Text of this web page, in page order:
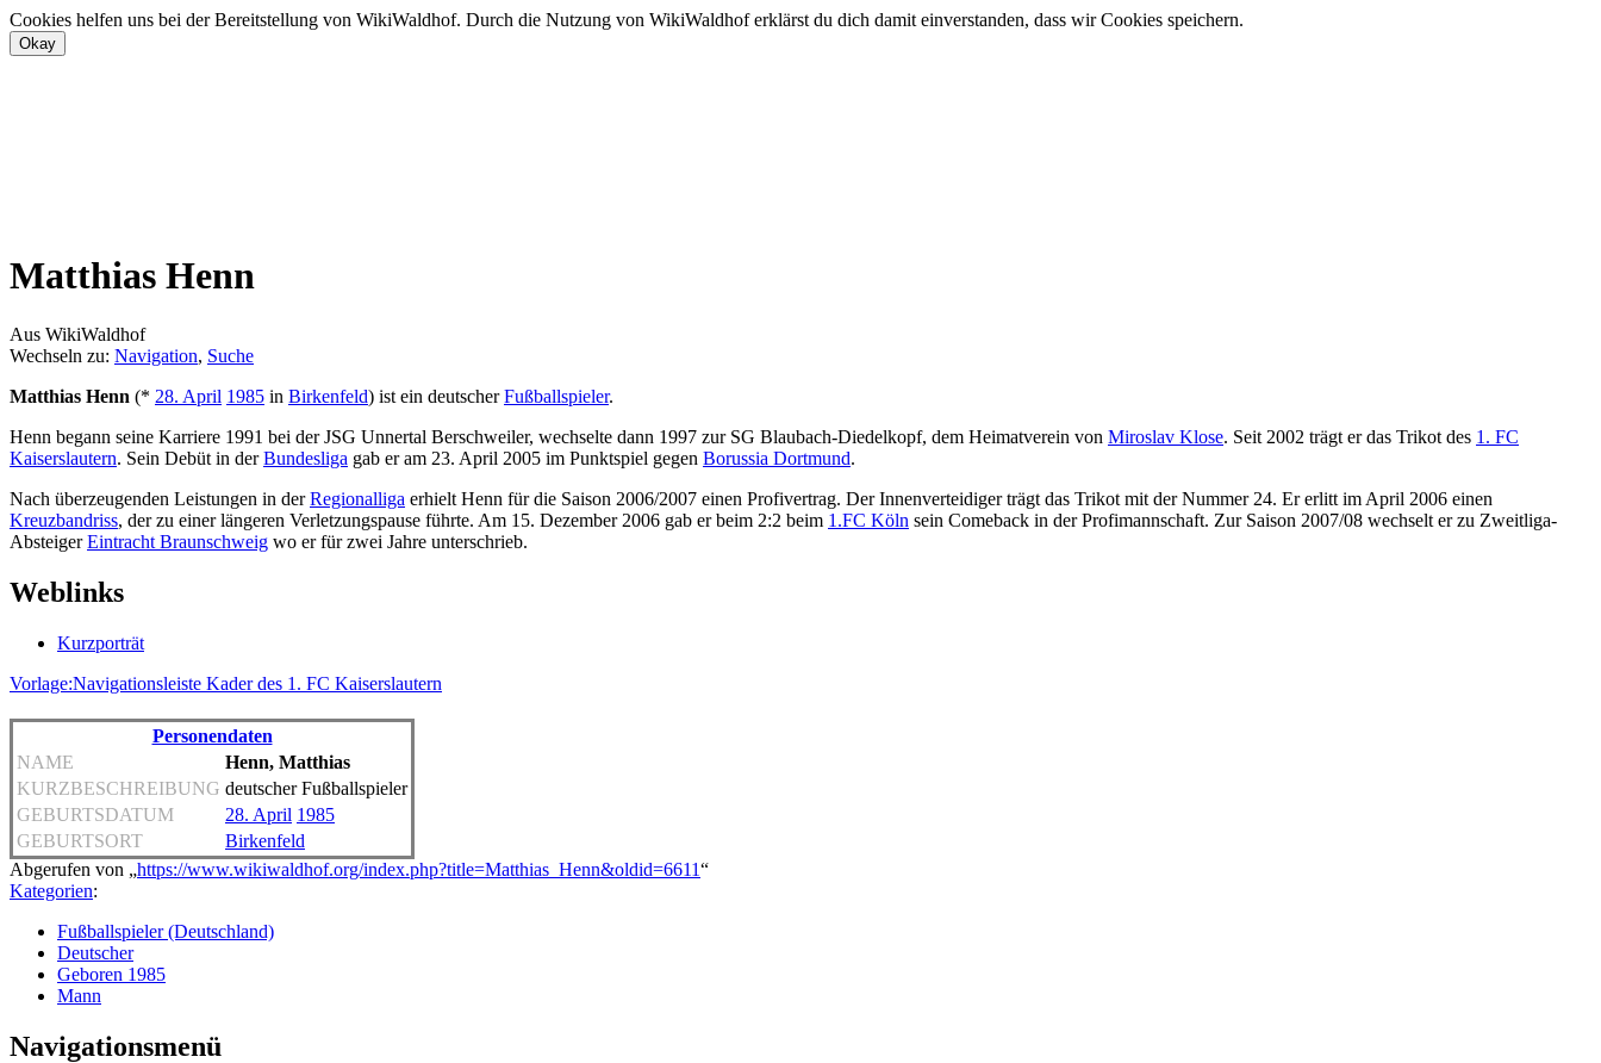
Cookies helfen uns bei der Bereitstellung von WikiWaldhof. Durch die Nutzung von WikiWaldhof erklärst du dich damit einverstanden, dass wir Cookies speichern.
Matthias Henn
Aus WikiWaldhof
Wechseln zu: Navigation, Suche
Matthias Henn (* 28. April 1985 in Birkenfeld) ist ein deutscherFußballspieler.
Henn begann seine Karriere 1991 bei der JSG Unnertal Berschweiler, wechselte dann 1997 zur SG Blaubach-Diedelkopf, dem Heimatverein von Miroslav Klose. Seit 2002 trägt er das Trikot des 1. FC
Kaiserslautern. Sein Debüt in derBundesliga gab er am 23. April 2005 im Punktspiel gegen Borussia Dortmund.
Nach überzeugenden Leistungen in derRegionalliga erhielt Henn für die Saison 2006/2007 einen Profivertrag. Der Innenverteidiger trägt das Trikot mit der Nummer 24. Er erlitt im April 2006 einen
Kreuzbandriss, der zu einer längeren Verletzungspause führte. Am 15. Dezember 2006 gab er beim 2:2 beim 1.FC Köln sein Comeback in der Profimannschaft. Zur Saison 2007/08 wechselt er zu Zweitliga-
AbsteigerEintracht Braunschweig wo er für zwei Jahre unterschrieb.
Weblinks
Kurzporträt
Vorlage:Navigationsleiste Kader des 1. FC Kaiserslautern
Personendaten
NAME
Henn, Matthias
KURZBESCHREIBUNG deutscher Fußballspieler
GEBURTSDATUM
28. April 1985
GEBURTSORT
Birkenfeld
Abgerufen von „https://www.wikiwaldhof.org/index.php?title=Matthias_Henn&oldid=6611“
Kategorien:
Fußballspieler (Deutschland)
Deutscher
Geboren 1985
Mann
Navigationsmenü